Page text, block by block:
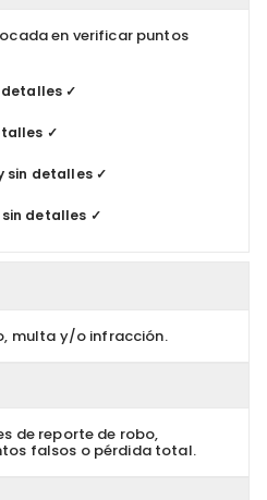
en verificar puntos
detalles ✓
✓
sin detalles ✓
sin detalles ✓
multa y/o infracción.
de reporte de robo,
falsos o pérdida total.